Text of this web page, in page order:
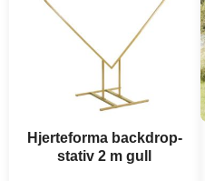
Hjerteforma backdrop-
stativ 2 m gull